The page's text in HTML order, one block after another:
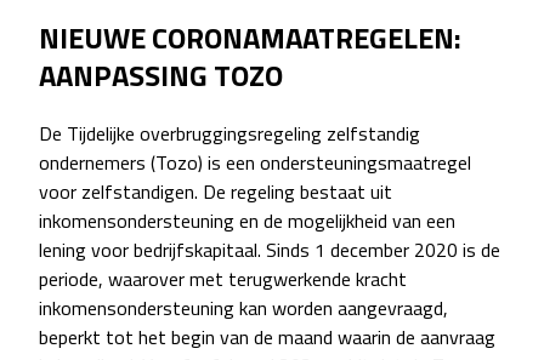
NIEUWE CORONAMAATREGELEN:
AANPASSING TOZO
De Tijdelijke overbruggingsregeling zelfstandig
ondernemers (Tozo) is een ondersteuningsmaatregel
voor zelfstandigen. De regeling bestaat uit
inkomensondersteuning en de mogelijkheid van een
lening voor bedrijfskapitaal. Sinds 1 december 2020 is de
periode, waarover met terugwerkende kracht
inkomensondersteuning kan worden aangevraagd,
beperkt tot het begin van de maand waarin de aanvraag